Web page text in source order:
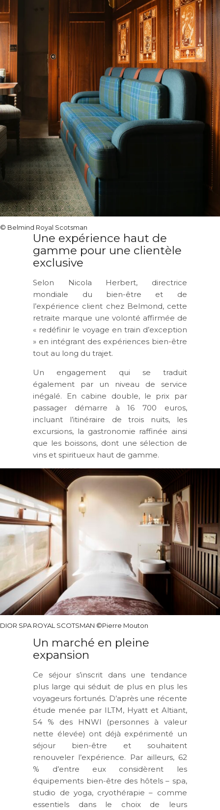
© Belmind Royal Scotsman
Une expérience haut de
gamme pour une clientèle
exclusive
Selon Nicola Herbert, directrice
mondiale du bien-être et de
l’expérience client chez Belmond, cette
retraite marque une volonté affirmée de
« redéfinir le voyage en train d’exception
» en intégrant des expériences bien-être
tout au long du trajet.
Un engagement qui se traduit
également par un niveau de service
inégalé. En cabine double, le prix par
passager démarre à16 700 euros,
incluant l’itinéraire de trois nuits, les
excursions, la gastronomie raffinée ainsi
que les boissons, dont une sélection de
vins et spiritueux haut de gamme.
DIOR SPA ROYAL SCOTSMAN ©Pierre Mouton
Un marché en pleine
expansion
Ce séjour s’inscrit dans une tendance
plus large qui séduit de plus en plus les
voyageurs fortunés. D’après une récente
étude menée par ILTM, Hyatt et Altiant,
54 % des HNWI (personnes à valeur
nette élevée) ont déjà expérimenté un
séjour bien-être et souhaitent
renouveler l’expérience. Par ailleurs, 62
% d’entre eux considèrent les
équipements bien-être des hôtels – spa,
studio de yoga, cryothérapie – comme
essentiels dans le choix de leurs